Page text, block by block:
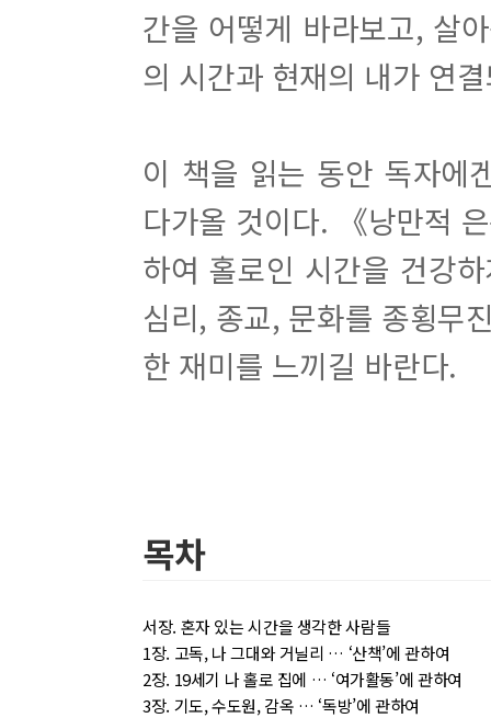
간을 어떻게 바라보고, 살
의 시간과 현재의 내가 연
이 책을 읽는 동안 독자에
다가올 것이다. 《낭만적
하여 홀로인 시간을 건강
심리, 종교, 문화를 종횡무
한 재미를 느끼길 바란다.
목차
서장. 혼자 있는 시간을 생각한 사람들
1장. 고독, 나 그대와 거닐리 … ‘산책’에 관하여
2장. 19세기 나 홀로 집에 … ‘여가활동’에 관하여
3장. 기도, 수도원, 감옥 … ‘독방’에 관하여